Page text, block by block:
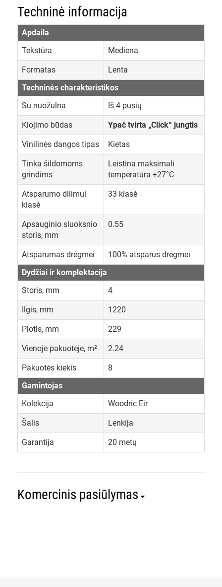
Techninė informacija
Apdaila
Tekstūra
Mediena
Formatas
Lenta
Techninės charakteristikos
Su nuožulna
Iš 4 pusių
Klojimo būdas Ypač tvirta „Click“ jungtis
Vinilinės dangos tipas Kietas
Tinka šildomoms
grindims
Leistina maksimali
temperatūra +27°C
Atsparumo dilimui
klasė
33 klasė
Apsauginio sluoksnio
storis, mm
0.55
Atsparumas drėgmei
100% atsparus drėgmei
Dydžiai ir komplektacija
Storis, mm
4
Ilgis, mm 1220
Plotis, mm 229
Vienoje pakuotėje, m² 2.24
Pakuotės kiekis
8
Gamintojas
Kolekcija
Woodric Eir
Šalis Lenkija
Garantija 20 metų
Komercinis pasiūlymas